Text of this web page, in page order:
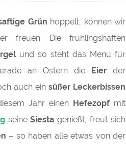
Grün hoppelt, können wir
freuen. Die frühlingshaften
und so steht das Menü für
an Ostern die
Eier der
auch einsüßer Leckerbissen
Jahr einen Hefezopfmit
seineSiesta genießt, freut sich
– so haben alle etwas von der